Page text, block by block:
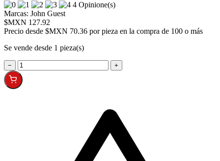
4 Opinione(s)
Marcas: John Guest
$MXN 127.92
Precio desde $MXN 70.36 por pieza en la compra de 100 o más
Se vende desde 1 pieza(s)
− +